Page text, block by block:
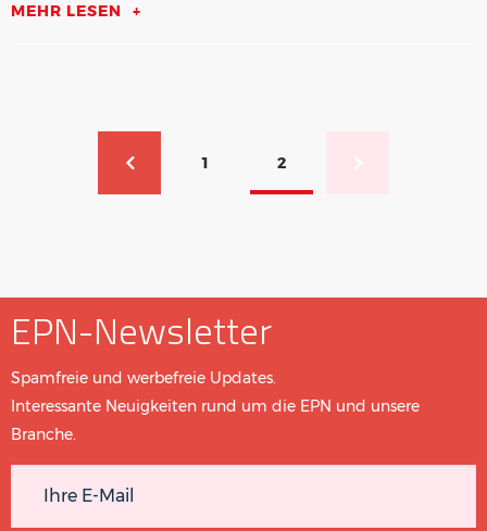
MEHR LESEN
1
Aktuelle Seite
2
EPN-Newsletter
Spamfreie und werbefreie Updates.
Interessante Neuigkeiten rund um die EPN und unsere
Branche.